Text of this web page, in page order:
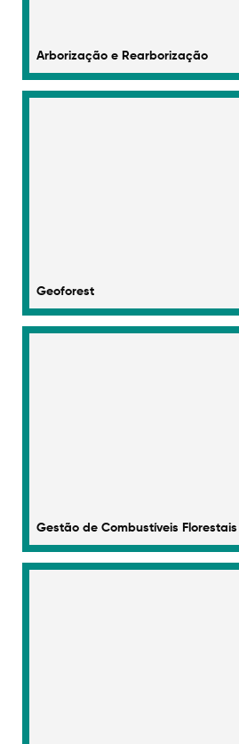
Arborização e Rearborização​
Geoforest
Gestão de Combustíveis Florestais​